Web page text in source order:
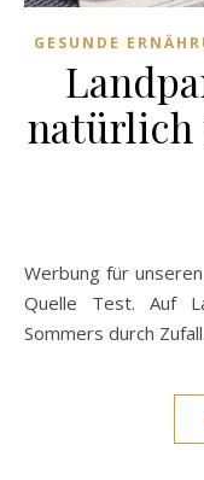
GESUNDE
natürlich
Werbung für unseren leckeren und gesunden Landpark Bio
Quelle Test. Auf
Sommers durch